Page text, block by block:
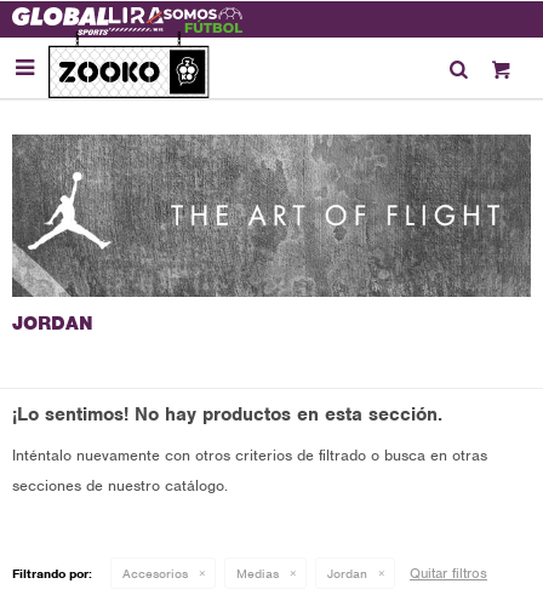

¡Lo sentimos! No hay productos en esta sección.
Inténtalo nuevamente con otros criterios de filtrado o busca en otras
secciones de nuestro catálogo.
Filtrando por: Accesorios Medias Jordan Quitar filtros